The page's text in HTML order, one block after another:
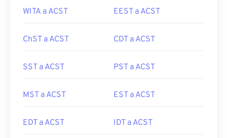
WITA a ACST EEST a ACST
ChST a ACST CDT a ACST
SST a ACST PST a ACST
MST a ACST EST a ACST
EDT a ACST IDT a ACST